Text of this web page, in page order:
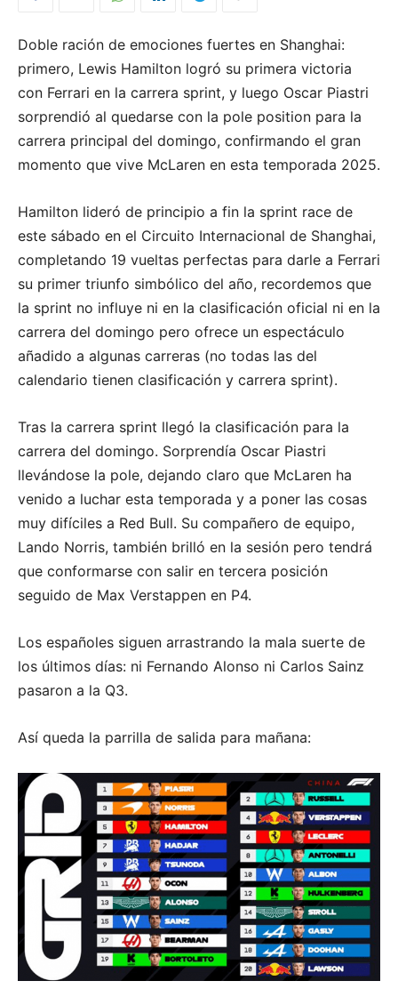
Doble ración de emociones fuertes en Shanghai:
primero, Lewis Hamilton logró su primera victoria
con Ferrari en la carrera sprint, y luego Oscar Piastri
sorprendió al quedarse con la pole position para la
carrera principal del domingo, confirmando el gran
momento que vive McLaren en esta temporada 2025.
Hamilton lideró de principio a fin la sprint race de
este sábado en el Circuito Internacional de Shanghai,
completando 19 vueltas perfectas para darle a Ferrari
su primer triunfo simbólico del año, recordemos que
la sprint no influye ni en la clasificación oficial ni en la
carrera del domingo pero ofrece un espectáculo
añadido a algunas carreras (no todas las del
calendario tienen clasificación y carrera sprint).
Tras la carrera sprint llegó la clasificación para la
carrera del domingo. Sorprendía Oscar Piastri
llevándose la pole, dejando claro que McLaren ha
venido a luchar esta temporada y a poner las cosas
muy difíciles a Red Bull. Su compañero de equipo,
Lando Norris, también brilló en la sesión pero tendrá
que conformarse con salir en tercera posición
seguido de Max Verstappen en P4.
Los españoles siguen arrastrando la mala suerte de
los últimos días: ni Fernando Alonso ni Carlos Sainz
pasaron a la Q3.
Así queda la parrilla de salida para mañana: